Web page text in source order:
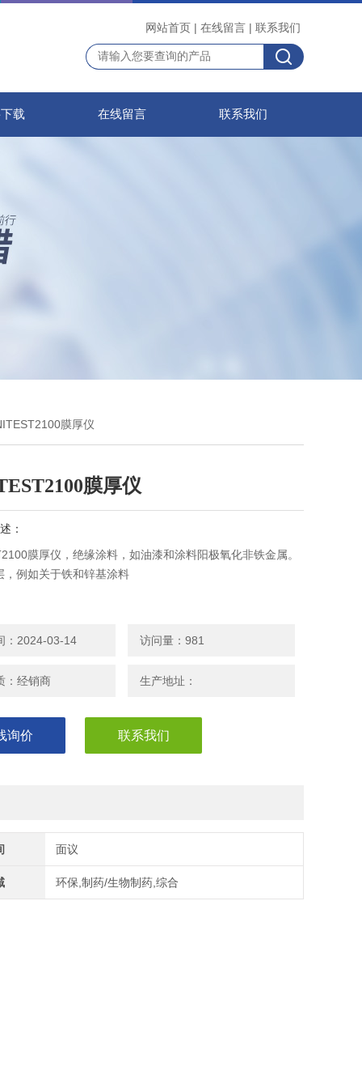
网站首页 | 在线留言 | 联系我们
载 在线留言 联系我们
膜厚仪
膜厚仪
：
膜厚仪，绝缘涂料，如油漆和涂料阳极氧化非铁金属。
，例如关于铁和锌基涂料
：2024-03-14 访问量：981
：经销商 生产地址：
询价 联系我们
面议
环保,制药/生物制药,综合